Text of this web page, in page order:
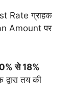
Rate ग्राहक
Amount पर
से 18%
तय की